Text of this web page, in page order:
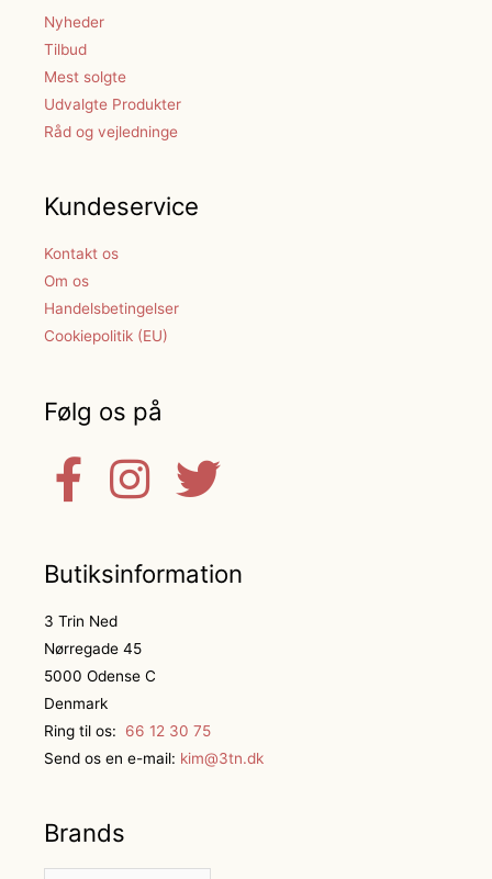
Nyheder
Tilbud
Mest solgte
Udvalgte Produkter
Råd og vejledninge
Kundeservice
Kontakt os
Om os
Handelsbetingelser
Cookiepolitik (EU)
Følg os på
Butiksinformation
3 Trin Ned
Nørregade 45
5000 Odense C
Denmark
Ring til os:
66 12 30 75
Send os en e-mail: kim@3tn.dk
Brands